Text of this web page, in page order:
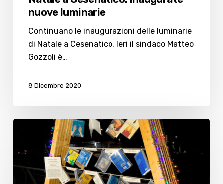
nuove luminarie
Continuano le inaugurazioni delle luminarie
di Natale a Cesenatico. Ieri il sindaco Matteo
Gozzoli è…
8 Dicembre 2020
parole
illumina